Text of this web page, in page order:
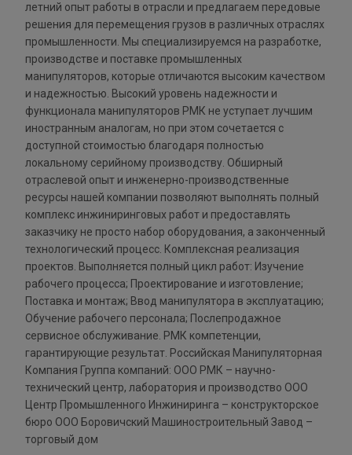
летний опыт работы в отрасли и предлагаем передовые
решения для перемещения грузов в различных отраслях
промышленности. Мы специализируемся на разработке,
производстве и поставке промышленных
манипуляторов, которые отличаются высоким качеством
и надежностью. Высокий уровень надежности и
функционала манипуляторов РМК не уступает лучшим
иностранным аналогам, но при этом сочетается с
доступной стоимостью благодаря полностью
локальному серийному производству. Обширный
отраслевой опыт и инженерно-производственные
ресурсы нашей компании позволяют выполнять полный
комплекс инжиниринговых работ и предоставлять
заказчику не просто набор оборудования, а законченный
технологический процесс. Комплексная реализация
проектов. Выполняется полный цикл работ: Изучение
рабочего процесса; Проектирование и изготовление;
Поставка и монтаж; Ввод манипулятора в эксплуатацию;
Обучение рабочего персонала; Послепродажное
сервисное обслуживание. РМК компетенции,
гарантирующие результат. Российская Манипуляторная
Компания Группа компаний: ООО РМК – научно-
технический центр, лаборатория и производство ООО
Центр Промышленного Инжиниринга – конструкторское
бюро ООО Боровичский Машиностроительный Завод –
торговый дом